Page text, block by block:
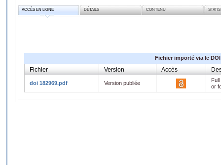
ACCÈS EN LIGNE DÉTAILS CONTENU
Fichier importé via le DOI
Fichier Version Accès
doi 182969.pdf Version publiée
or